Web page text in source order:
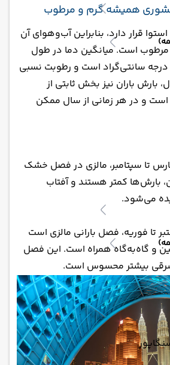
همیشه گرم و مرطوب
قرار دارد، بنابراین آب‌وهوای آن
است. میانگین دما در طول
سال حدود 25 تا 35 درجه سانتی‌گراد است و رطوبت نسبی
بارش باران نیز بخش ثابتی از
و در هر زمانی از سال ممکن
تا سپتامبر، مالزی در فصل خشک
بارش‌ها کمتر هستند و آفتاب
می‌شود.
تا فوریه، فصل بارانی مالزی است
و گاه‌به‌گاه همراه است. این فصل
بیشتر محسوس است.